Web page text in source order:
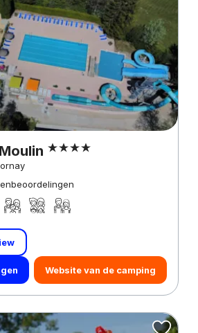
Website van de camping